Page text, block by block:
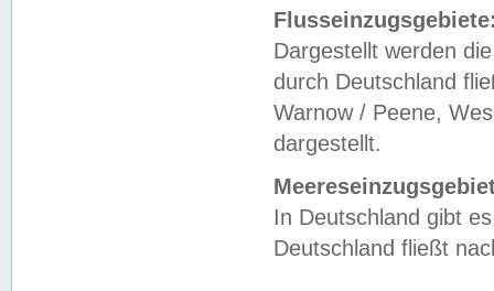
Dargestellt werden
durch Deutschland
Warnow / Peene,
dargestellt.
In Deutschland gibt
Deutschland fließt